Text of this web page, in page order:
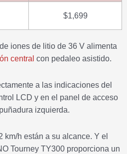
$1,699
iones de litio de 36 V alimenta
central con pedaleo asistido.
a las indicaciones del
LCD y en el panel de acceso
izquierda.
km/h están a su alcance. Y el
Tourney TY300 proporciona un